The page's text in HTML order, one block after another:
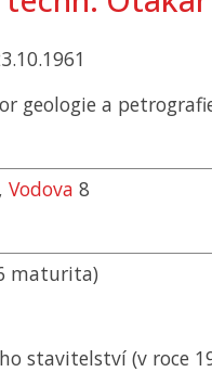
geologie a
Vodova 8
maturita)
stavitelství (v roce